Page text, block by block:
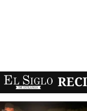
EL SIGLO